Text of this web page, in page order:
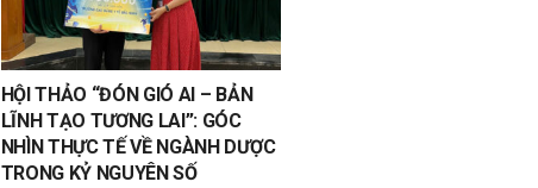
HỘI THẢO “ĐÓN GIÓ AI – BẢN
LĨNH TẠO TƯƠNG LAI”: GÓC
NHÌN THỰC TẾ VỀ NGÀNH DƯỢC
TRONG KỶ NGUYÊN SỐ